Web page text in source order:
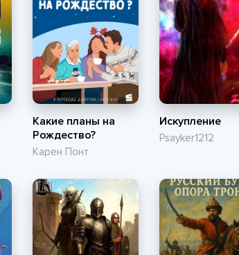
Какие планы на
Рождество?
Карен Понт
Искупление
Psayker1212